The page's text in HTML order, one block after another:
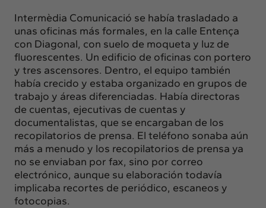
Intermèdia Comunicació se había trasladado a
unas oficinas más formales, en la calle Entença
con Diagonal, con suelo de moqueta y luz de
fluorescentes. Un edificio de oficinas con portero
y tres ascensores. Dentro, el equipo también
había crecido y estaba organizado en grupos de
trabajo y áreas diferenciadas. Había directoras
de cuentas, ejecutivas de cuentas y
documentalistas, que se encargaban de los
recopilatorios de prensa. El teléfono sonaba aún
más a menudo y los recopilatorios de prensa ya
no se enviaban por fax, sino por correo
electrónico, aunque su elaboración todavía
implicaba recortes de periódico, escaneos y
fotocopias.